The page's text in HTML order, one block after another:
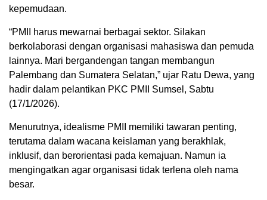
kepemudaan.
“PMII harus mewarnai berbagai sektor. Silakan
berkolaborasi dengan organisasi mahasiswa dan pemuda
lainnya. Mari bergandengan tangan membangun
Palembang dan Sumatera Selatan,” ujar Ratu Dewa, yang
hadir dalam pelantikan PKC PMII Sumsel, Sabtu
(17/1/2026).
Menurutnya, idealisme PMII memiliki tawaran penting,
terutama dalam wacana keislaman yang berakhlak,
inklusif, dan berorientasi pada kemajuan. Namun ia
mengingatkan agar organisasi tidak terlena oleh nama
besar.